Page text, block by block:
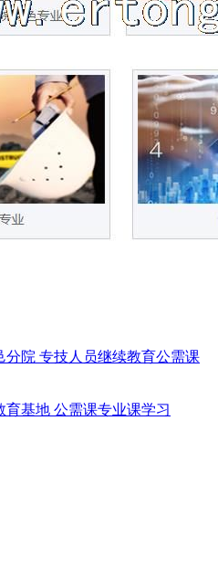
分院 专技人员继续教育公需课
基地 公需课专业课学习